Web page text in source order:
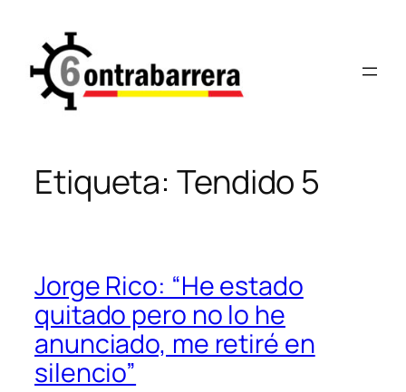
contenido
Etiqueta: Tendido 5
Jorge Rico: “He estado
quitado pero no lo he
anunciado, me retiré en
silencio”